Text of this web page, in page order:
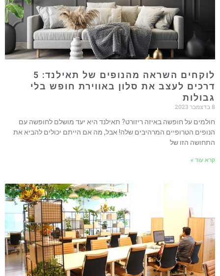
לוקחים השראה מהנופים של תאילנד: 5
דרכים לעצב את סלון באווירת חופש בלי
גבולות
8 בדצמבר 2023
חולמים על חופשה באיזה ריזורט? תאילנד היא יעד מושלם לחופשה עם
הנופים הטרופיים המרהיבים שלה! אבל, מה אם הייתם יכולים להביא את
התחושה הזו של
קרא עוד »